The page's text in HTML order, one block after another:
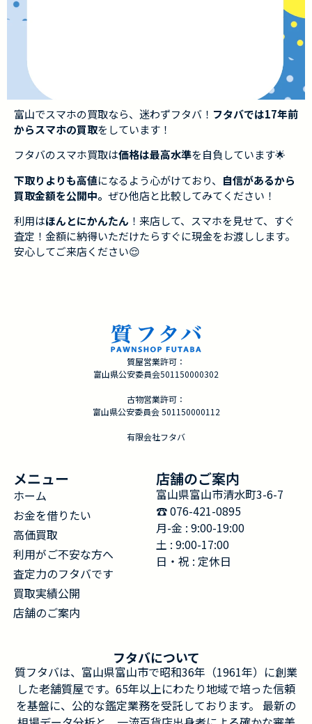
富山でスマホの買取なら、迷わずフタバ！ フタバでは17年前
からスマホの買取をしています！
フタバのスマホ買取は価格は最高水準を自負しています🌟
下取りよりも高値になるよう心がけており、 自信があるから
買取金額を公開中。 ぜひ他店と比較してみてください！
利用はほんとにかんたん ！来店して、スマホを見せて、すぐ
査定！金額に納得いただけたらすぐに現金をお渡しします。
安心してご来店ください😌
質屋営業許可：
富山県公安委員会501150000302
古物営業許可：
富山県公安委員会 501150000112
有限会社フタバ
メニュー
ホーム
お金を借りたい
高価買取
利用がご不安な方へ
査定力のフタバです
買取実績公開
店舗のご案内
店舗のご案内
富山県富山市清水町3-6-7
☎︎ 076-421-0895
月-金 : 9:00-19:00
土 : 9:00-17:00
日・祝 : 定休日
フタバについて
質フタバは、富山県富山市で昭和36年（1961年）に創業
した老舗質屋です。65年以上にわたり地域で培った信頼
を基盤に、公的な鑑定業務を受託しております。 最新の